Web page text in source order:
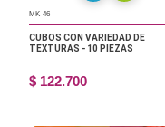
MK-46
CUBOS CON VARIEDAD DE
TEXTURAS - 10 PIEZAS
$ 122.700